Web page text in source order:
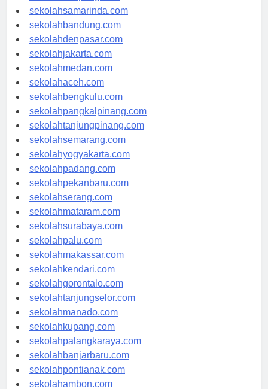
sekolahlampung.com
sekolahsamarinda.com
sekolahbandung.com
sekolahdenpasar.com
sekolahjakarta.com
sekolahmedan.com
sekolahaceh.com
sekolahbengkulu.com
sekolahpangkalpinang.com
sekolahtanjungpinang.com
sekolahsemarang.com
sekolahyogyakarta.com
sekolahpadang.com
sekolahpekanbaru.com
sekolahserang.com
sekolahmataram.com
sekolahsurabaya.com
sekolahpalu.com
sekolahmakassar.com
sekolahkendari.com
sekolahgorontalo.com
sekolahtanjungselor.com
sekolahmanado.com
sekolahkupang.com
sekolahpalangkaraya.com
sekolahbanjarbaru.com
sekolahpontianak.com